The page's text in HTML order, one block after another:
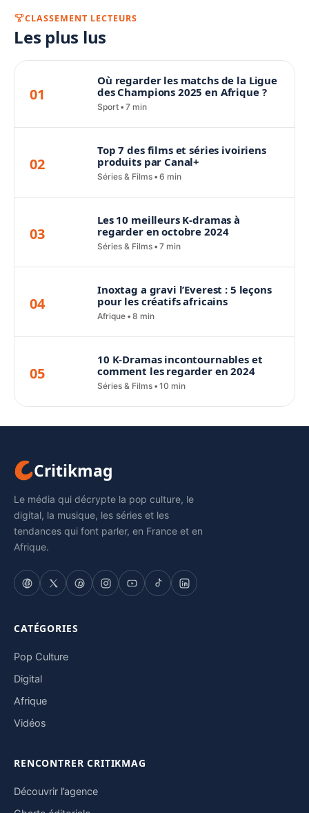
CLASSEMENT LECTEURS
Les plus lus
01
Où regarder les matchs de la Ligue
des Champions 2025 en Afrique ?
Sport 7 min
02
Top 7 des films et séries ivoiriens
produits par Canal+
Séries & Films 6 min
03
Les 10 meilleurs K-dramas à
regarder en octobre 2024
Séries & Films 7 min
04
Inoxtag a gravi l’Everest : 5 leçons
pour les créatifs africains
Afrique 8 min
05
10 K-Dramas incontournables et
comment les regarder en 2024
Séries & Films 10 min
Critikmag
Le média qui décrypte la pop culture, le
digital, la musique, les séries et les
tendances qui font parler, en France et en
Afrique.
CATÉGORIES
Pop Culture
Digital
Afrique
Vidéos
RENCONTRER CRITIKMAG
Découvrir l’agence